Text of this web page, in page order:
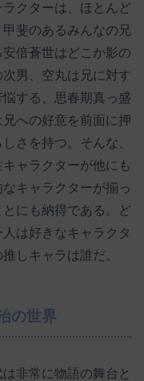
ラクターは、ほとんど
斐のあるみんなの兄
倍蒼世はどこか影の
男、空丸は兄に対す
する、思春期真っ盛
への好意を前面に押
さを持つ。そんな、
ャラクターが他にも
キャラクターが揃っ
にも納得である。ど
は好きなキャラクタ
しキャラは誰だ。
の世界
非常に物語の舞台と